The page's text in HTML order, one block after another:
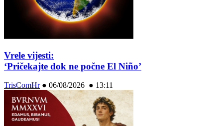
Vrele vijesti:
‘Pričekajte dok ne počne El Niño’
TrisComHr● 06/08/2026 ● 13:11